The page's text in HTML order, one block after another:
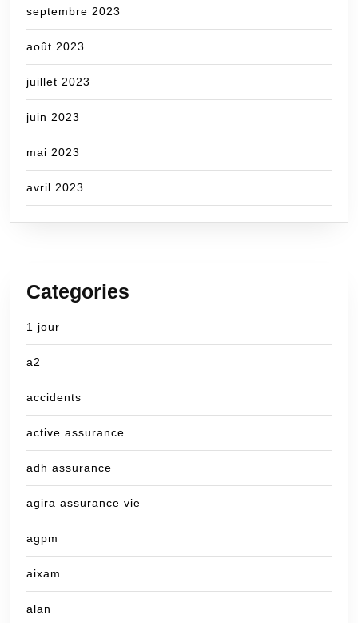
septembre 2023
août 2023
juillet 2023
juin 2023
mai 2023
avril 2023
Categories
1 jour
a2
accidents
active assurance
adh assurance
agira assurance vie
agpm
aixam
alan